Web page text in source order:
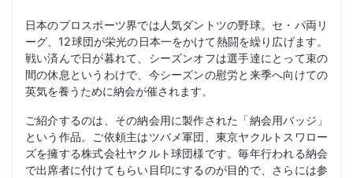
日本のプロスポーツ界では人気ダントツの野球。セ・パ両リ
ーグ、12球団が栄光の日本一をかけて熱闘を繰り広げます。
戦い済んで日が暮れて、シーズンオフは選手達にとって束の
間の休息というわけで、今シーズンの慰労と来季へ向けての
英気を養うために納会が催されます。
ご紹介するのは、その納会用に製作された「納会用バッジ」
という作品。ご依頼主はツバメ軍団、東京ヤクルトスワロー
ズを擁する株式会社ヤクルト球団様です。毎年行われる納会
で出席者に付けてもらい目印にするのが目的で、さらには参